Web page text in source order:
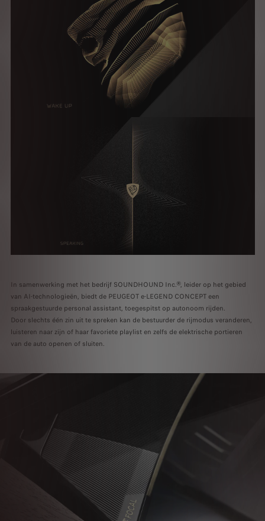
In samenwerking met het bedrijf SOUNDHOUND Inc.®, leider op het gebied
van AI-technologieën, biedt de PEUGEOT e-LEGEND CONCEPT een
spraakgestuurde personal assistant, toegespitst op autonoom rijden.
Door slechts één zin uit te spreken kan de bestuurder de rijmodus veranderen,
luisteren naar zijn of haar favoriete playlist en zelfs de elektrische portieren
van de auto openen of sluiten.